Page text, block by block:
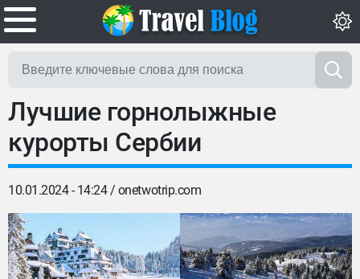
Лучшие горнолыжные
курорты Сербии
10.01.2024 - 14:24 / onetwotrip.com